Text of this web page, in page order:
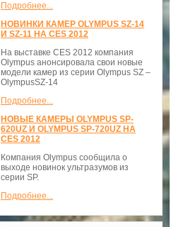
Подробнее...
НОВИНКИ КАМЕР OLYMPUS SZ-14
И SZ-11 НА CES 2012
На выставке CES 2012 компания
Olympus анонсировала свои новые
модели камер из серии Olympus SZ –
OlympusSZ-14
Подробнее...
НОВЫЕ КАМЕРЫ OLYMPUS SP-
620UZ И OLYMPUS SP-720UZ НА
CES 2012
Компания Olympus сообщила о
выходе новинок ультразумов из
серии SP.
Подробнее...